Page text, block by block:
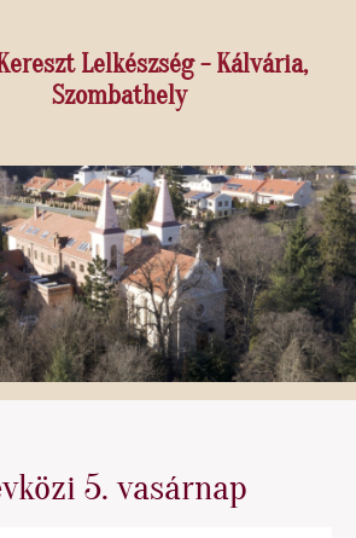
Lelkészség - Kálvária,
Szombathely
5. vasárnap